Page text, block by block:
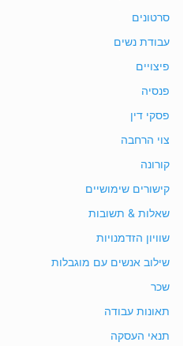
סרטונים
עבודת נשים
פיצויים
פנסיה
פסקי דין
צוי הרחבה
קורונה
קישורים שימושיים
שאלות & תשובות
שוויון הזדמנויות
שילוב אנשים עם מוגבלות
שכר
תאונות עבודה
תנאי העסקה